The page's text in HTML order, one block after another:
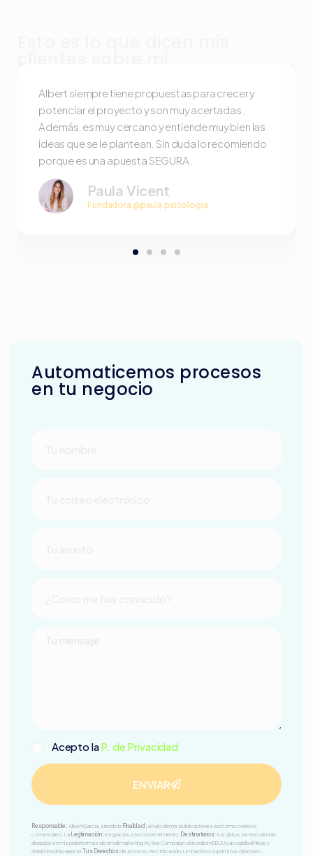
Albert siempre tiene propuestas para crecer y
potenciar el proyecto y son muy acertadas.
Además, es muy cercano y entiende muy bien las
ideas que se le plantean. Sin duda lo recomiendo
porque es una apuesta SEGURA.
Paula Vicent
Fundadora @paula.psicologia
Automaticemos procesos
en tu negocio
Acepto laP. de Privacidad
ENVIAR
Responsable: Albert Garcia, siendo la Finalidad ; envío de mis publicaciones así como correos
comerciales. La Legitimación; es gracias a tu consentimiento. Destinatarios: tus datos se encuentran
alojados en mis plataformas de email marketing Active Campaign ubicada en EEUU y acogida al Privacy
Shield. Podrás ejercerTus Derechosde Acceso, Rectificación, Limitación o Suprimir tus datos en